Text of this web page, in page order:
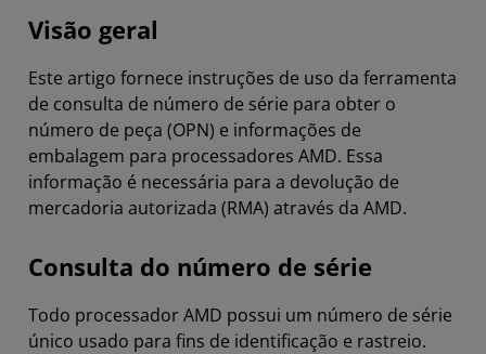
Visão geral
Este artigo fornece instruções de uso da ferramenta
de consulta de número de série para obter o
número de peça (OPN) e informações de
embalagem para processadores AMD. Essa
informação é necessária para a devolução de
mercadoria autorizada (RMA) através da AMD.
Consulta do número de série
Todo processador AMD possui um número de série
único usado para fins de identificação e rastreio.